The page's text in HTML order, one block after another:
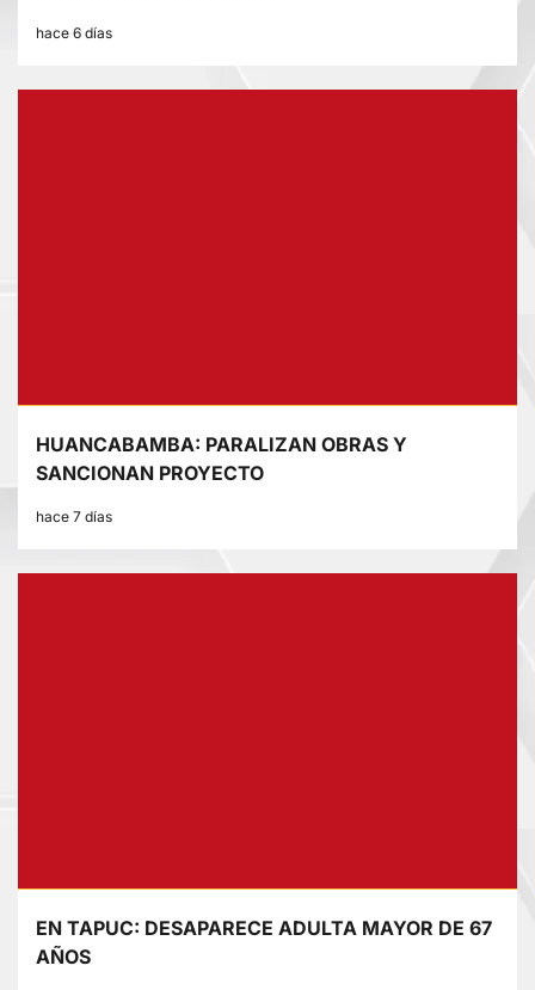
hace 6 días
HUANCABAMBA: PARALIZAN OBRAS Y
SANCIONAN PROYECTO
hace 7 días
EN TAPUC: DESAPARECE ADULTA MAYOR DE 67
AÑOS